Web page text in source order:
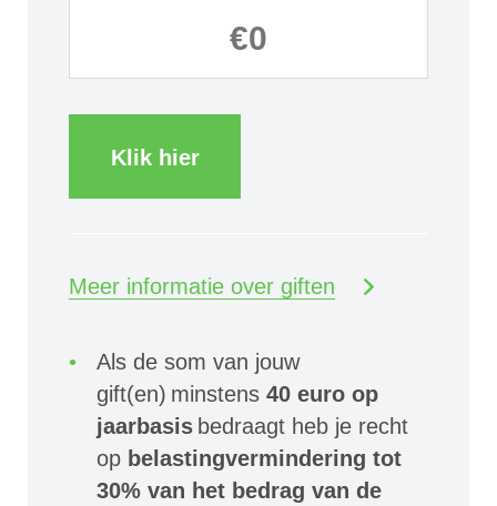
Klik hier
Meer informatie over giften
Als de som van jouw
gift(en) minstens40 euro op
jaarbasis bedraagt heb je recht
op belastingvermindering tot
30% van het bedrag van de